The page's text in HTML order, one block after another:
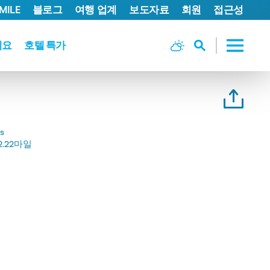
호텔 특가
블로그 여행 업계 보도자료 회원 접근성
마일